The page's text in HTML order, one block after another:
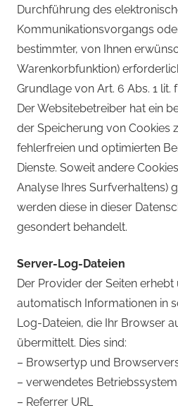
Durchführung des
Kommunikationsvorgangs
bestimmter, von Ihnen
Warenkorbfunktion)
Grundlage von Art. 6 Abs. 1 lit.
Der Websitebetreiber hat ein
der Speicherung von Cookies
fehlerfreien und optimierten
Dienste. Soweit andere
Analyse Ihres Surfverhaltens)
werden diese in dieser
gesondert behandelt.
Server-Log-Dateien
Der Provider der Seiten
automatisch Informationen in
Log-Dateien, die Ihr Browser
übermittelt. Dies sind:
– Browsertyp und
– verwendetes Betriebssystem
– Referrer URL